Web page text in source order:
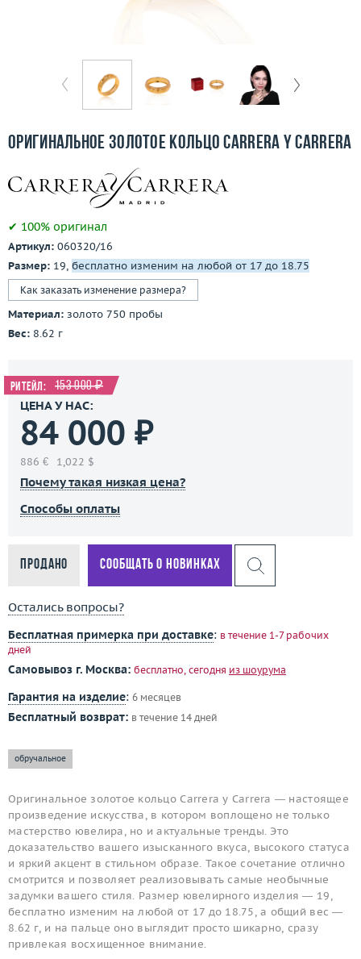
Бесплатная доставка
О компании
3D-тур по шоуруму
Оригинальное золотое кольцо Carrera y Carrera
✔ 100% оригинал
Артикул: 060320/16
Размер: 19, бесплатно изменим на любой от 17 до 18.75
Как заказать изменение размера?
Материал: золото 750 пробы
Вес: 8.62 г
Ритейл: 153 000 ₽
ЦЕНА У НАС:
84 000 ₽
886 € 1,022 $
Почему такая низкая цена?
Способы оплаты
Продано Сообщать о новинках
Остались вопросы?
Бесплатная примерка при доставке: в течение 1-7 рабочих
дней
Самовывоз г. Москва: бесплатно, сегодня из шоурума
Гарантия на изделие: 6 месяцев
Бесплатный возврат: в течение 14 дней
обручальное
Оригинальное золотое кольцо Carrera y Carrera — настоящее
произведение искусства, в котором воплощено не только
мастерство ювелира, но и актуальные тренды. Это
доказательство вашего изысканного вкуса, высокого статуса
и яркий акцент в стильном образе. Такое сочетание отлично
смотрится и позволяет реализовывать самые необычные
задумки вашего стиля. Размер ювелирного изделия — 19,
бесплатно изменим на любой от 17 до 18.75, а общий вес —
8.62 г, и на пальце оно выглядит просто шикарно, сразу
привлекая восхищенное внимание.